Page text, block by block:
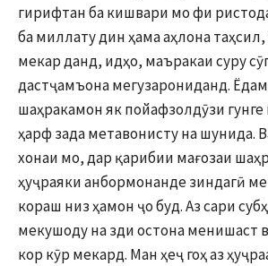
гирифтан ба кишвари мо фи
ба миллату дин ҳама аҳлона
мекар данд, идҳо, маъракаи суру
дастҷамъона мегузарониданд.
шаҳракамон як пойафзолдӯзи гунге
ҳарф зада метавонисту на шунида.
хонаи мо, дар қарибии мағозаи
ҳуҷраяки анбормонанде зиндагӣ
кораш низ ҳамон ҷо буд. Аз сари
мекушоду на зди остона менишаст
кор кӯр мекард. Ман ҳеҷ гоҳ аз